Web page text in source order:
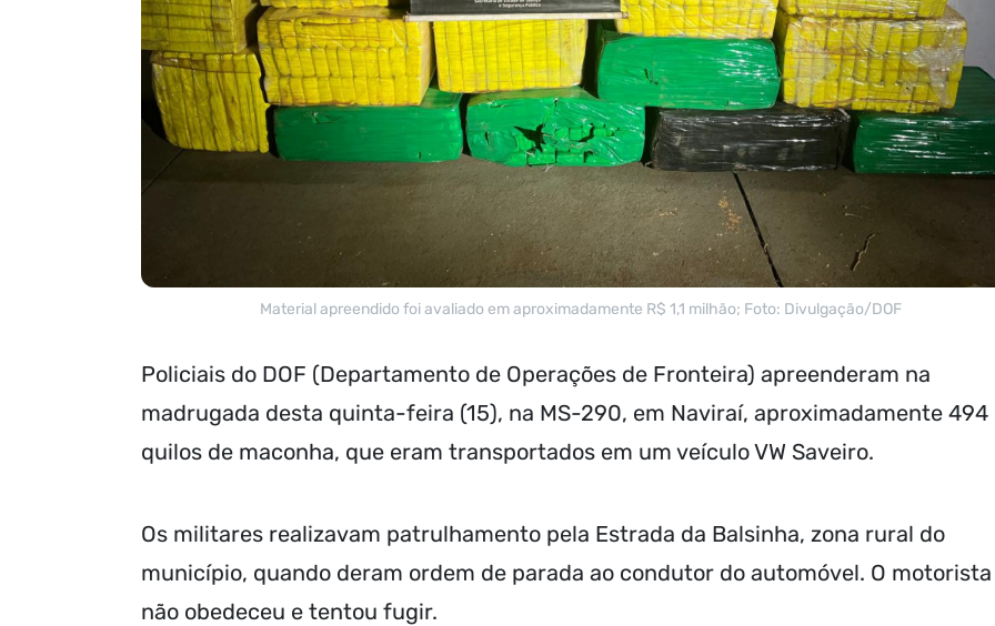
Material apreendido foi avaliado em aproximadamente R$ 1,1 milhão; Foto: Divulgação/DOF
Policiais do DOF (Departamento de Operações de Fronteira) apreenderam na
madrugada desta quinta-feira (15), na MS-290, em Naviraí, aproximadamente 494
quilos de maconha, que eram transportados em um veículo VW Saveiro.
Os militares realizavam patrulhamento pela Estrada da Balsinha, zona rural do
município, quando deram ordem de parada ao condutor do automóvel. O motorista
não obedeceu e tentou fugir.